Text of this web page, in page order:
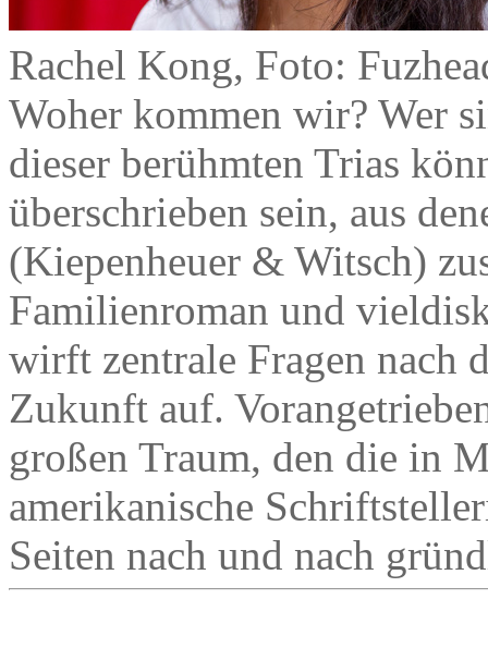
Rachel Kong, Foto:
Woher kommen wir? Wer
dieser berühmten Trias
überschrieben sein, aus
(Kiepenheuer & Witsch)
Familienroman und
wirft zentrale Fragen nach
Zukunft auf.
großen Traum, den die in
amerikanische
Seiten nach und nach